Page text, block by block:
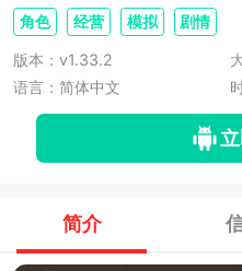
角色 经营 模拟 剧情
版本：v1.33.2
语言：简体中文
简介